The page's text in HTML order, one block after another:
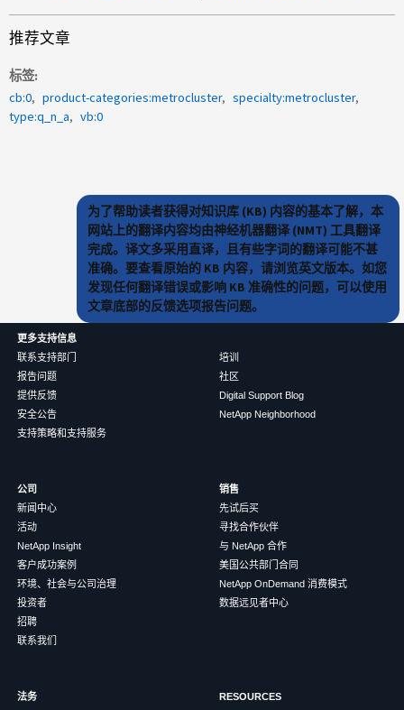
推荐文章
标签
cb:0
product-categories:metrocluster
specialty:metrocluster
type:q_n_a
vb:0
为了帮助读者获得对知识库 (KB) 内容的基本了解，本
网站上的翻译内容均由神经机器翻译 (NMT) 工具翻译
完成。译文多采用直译，且有些字词的翻译可能不甚
准确。要查看原始的 KB 内容，请浏览英文版本。如您
发现任何翻译错误或影响 KB 准确性的问题，可以使用
文章底部的反馈选项报告问题。
更多支持信息
联系支持部门
报告问题
提供反馈
安全公告
支持策略和支持服务
培训
社区
Digital Support Blog
NetApp Neighborhood
公司
新闻中心
活动
NetApp Insight
客户成功案例
环境、社会与公司治理
投资者
招聘
联系我们
销售
先试后买
寻找合作伙伴
与 NetApp 合作
美国公共部门合同
NetApp OnDemand 消费模式
数据远见者中心
法务
RESOURCES